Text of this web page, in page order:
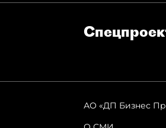
АО «ДП Бизнес